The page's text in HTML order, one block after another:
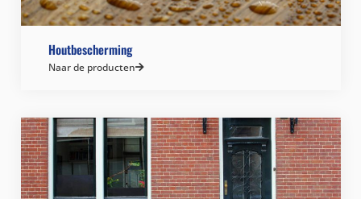
Houtbescherming
Naar de producten